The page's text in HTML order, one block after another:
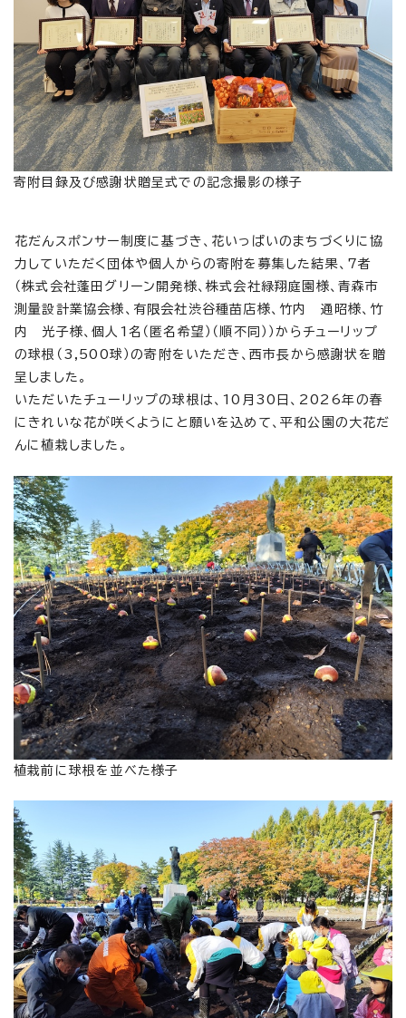
寄附目録及び感謝状贈呈式での記念撮影の様子
花だんスポンサー制度に基づき、花いっぱいのまちづくりに協
力していただく団体や個人からの寄附を募集した結果、7者
（株式会社蓬田グリーン開発様、株式会社緑翔庭園様、青森市
測量設計業協会様、有限会社渋谷種苗店様、竹内 通昭様、竹
内 光子様、個人1名（匿名希望）（順不同））からチューリップ
の球根（3,500球）の寄附をいただき、西市長から感謝状を贈
呈しました。
いただいたチューリップの球根は、10月30日、2026年の春
にきれいな花が咲くようにと願いを込めて、平和公園の大花だ
んに植栽しました。
植栽前に球根を並べた様子